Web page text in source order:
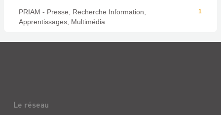
1
PRIAM - Presse, Recherche Information,
Apprentissages, Multimédia
Le réseau